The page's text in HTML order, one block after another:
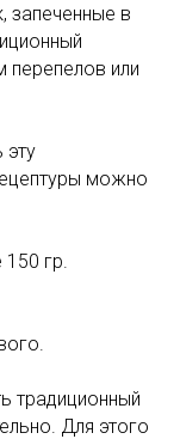
запеченные в
или
эту
можно
гр.
традиционный
Для этого